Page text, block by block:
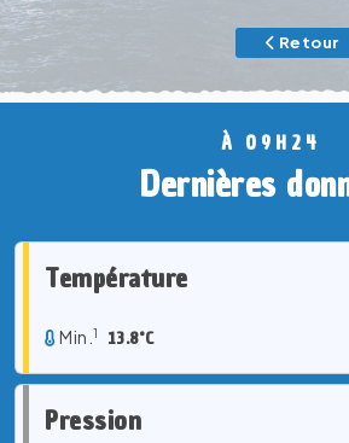
Retour
À 09H24
Dernières
Température
Min. 1 13.8°C
Pression